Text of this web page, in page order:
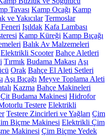
Tavası Kamp Ocağı Kamp
ve Yakıcılar Termoslar
Işıldak Kafa Lambası
Kamp Küreği Kamp Bıçağı
Balık Av Malzemeleri
Elektrikli Scooter Bahçe Aletleri
Tırmık Budama Makası Aşı
Orak Bahçe El Aleti Setleri
Aşı Bıçağı Meyve Toplama Aleti
Kazma Bahçe Makineleri
Çit Budama Makinesi Hidrofor
Testere Elektrikli
Testere Zincirleri ve Yağları Çim
Biçme Makinesi Elektrikli Çim
Makinesi Çim Biçme Yedek